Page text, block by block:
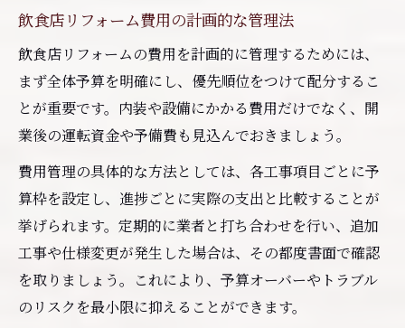
飲食店リフォーム費用の計画的な管理法
飲食店リフォームの費用を計画的に管理するためには、
まず全体予算を明確にし、優先順位をつけて配分するこ
とが重要です。内装や設備にかかる費用だけでなく、開
業後の運転資金や予備費も見込んでおきましょう。
費用管理の具体的な方法としては、各工事項目ごとに予
算枠を設定し、進捗ごとに実際の支出と比較することが
挙げられます。定期的に業者と打ち合わせを行い、追加
工事や仕様変更が発生した場合は、その都度書面で確認
を取りましょう。これにより、予算オーバーやトラブル
のリスクを最小限に抑えることができます。